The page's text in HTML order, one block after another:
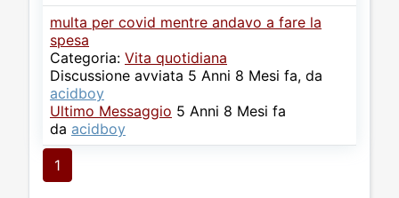
multa per covid mentre andavo a fare la
spesa
Categoria: Vita quotidiana
Discussione avviata 5 Anni 8 Mesi fa, da
acidboy
Ultimo Messaggio 5 Anni 8 Mesi fa
da acidboy
1